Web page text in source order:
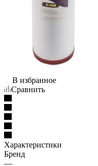
В избранное
Сравнить
Характеристики
Бренд
—